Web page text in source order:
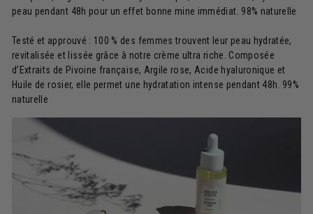
peau pendant 48h pour un effet bonne mine immédiat. 98% naturelle
Testé et approuvé : 100 % des femmes trouvent leur peau hydratée,
revitalisée et lissée grâce à notre crème ultra riche. Composée
d’Extraits de Pivoine française, Argile rose, Acide hyaluronique et
Huile de rosier, elle permet une hydratation intense pendant 48h. 99%
naturelle